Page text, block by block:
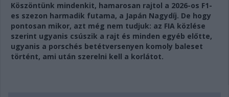
Köszöntünk mindenkit, hamarosan rajtol a 2026-os F1-
es szezon harmadik futama, a Japán Nagydíj. De hogy
pontosan mikor, azt még nem tudjuk: az FIA közlése
szerint ugyanis csúszik a rajt és minden egyéb előtte,
ugyanis a porschés betétversenyen komoly baleset
történt, ami után szerelni kell a korlátot.